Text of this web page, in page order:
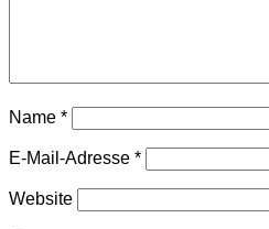
Name *
E-Mail-Adresse *
Website